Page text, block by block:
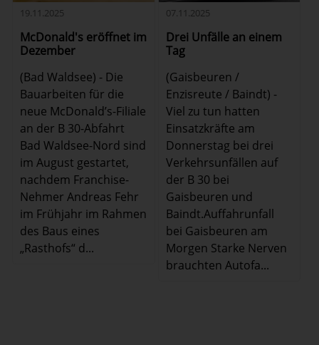
19.11.2025
McDonald's eröffnet im
Dezember
(Bad Waldsee) - Die
Bauarbeiten für die
neue McDonald’s-Filiale
an der B 30-Abfahrt
Bad Waldsee-Nord sind
im August gestartet,
nachdem Franchise-
Nehmer Andreas Fehr
im Frühjahr im Rahmen
des Baus eines
„Rasthofs“ d...
07.11.2025
Drei Unfälle an einem
Tag
(Gaisbeuren /
Enzisreute / Baindt) -
Viel zu tun hatten
Einsatzkräfte am
Donnerstag bei drei
Verkehrsunfällen auf
der B 30 bei
Gaisbeuren und
Baindt.Auffahrunfall
bei Gaisbeuren am
Morgen Starke Nerven
brauchten Autofa...